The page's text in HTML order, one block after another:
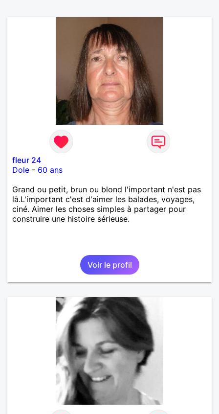
fleur 24
Dole - 60 ans
Grand ou petit, brun ou blond l'important n'est pas
là.L'important c'est d'aimer les balades, voyages,
ciné. Aimer les choses simples à partager pour
construire une histoire sérieuse.
Voir le profil